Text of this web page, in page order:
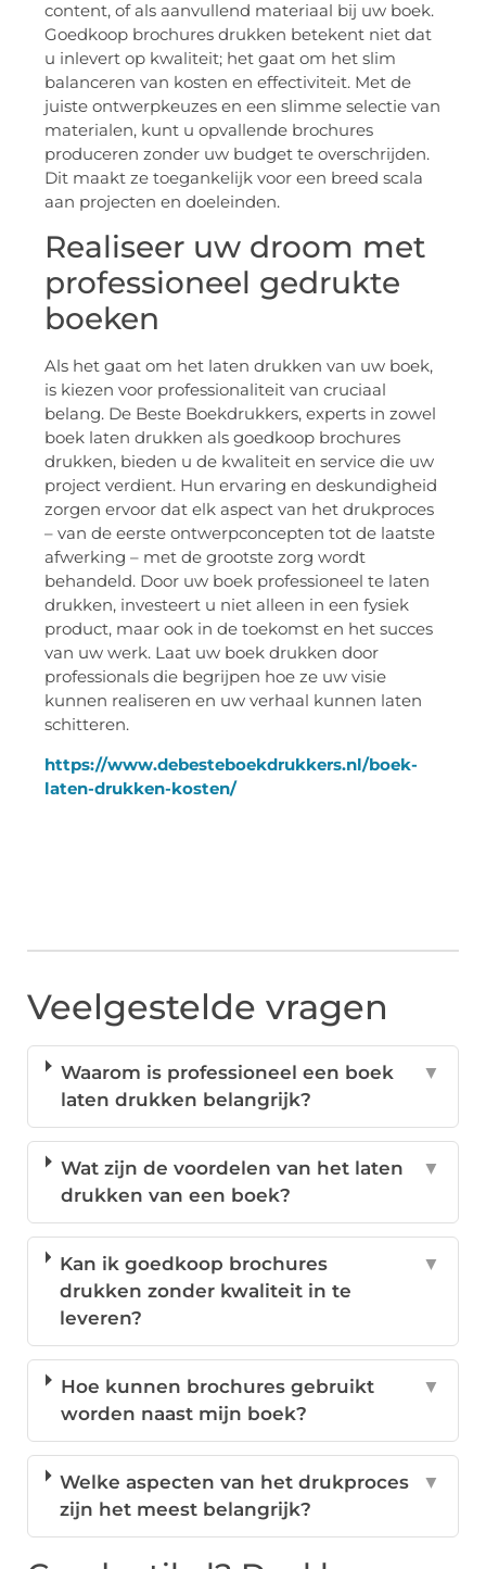
content, of als aanvullend materiaal bij uw boek.
Goedkoop brochures drukken betekent niet dat
u inlevert op kwaliteit; het gaat om het slim
balanceren van kosten en effectiviteit. Met de
juiste ontwerpkeuzes en een slimme selectie van
materialen, kunt u opvallende brochures
produceren zonder uw budget te overschrijden.
Dit maakt ze toegankelijk voor een breed scala
aan projecten en doeleinden.
Realiseer uw droom met
professioneel gedrukte
boeken
Als het gaat om het laten drukken van uw boek,
is kiezen voor professionaliteit van cruciaal
belang. De Beste Boekdrukkers, experts in zowel
boek laten drukken als goedkoop brochures
drukken, bieden u de kwaliteit en service die uw
project verdient. Hun ervaring en deskundigheid
zorgen ervoor dat elk aspect van het drukproces
– van de eerste ontwerpconcepten tot de laatste
afwerking – met de grootste zorg wordt
behandeld. Door uw boek professioneel te laten
drukken, investeert u niet alleen in een fysiek
product, maar ook in de toekomst en het succes
van uw werk. Laat uw boek drukken door
professionals die begrijpen hoe ze uw visie
kunnen realiseren en uw verhaal kunnen laten
schitteren.
https://www.debesteboekdrukkers.nl/boek-
laten-drukken-kosten/
Veelgestelde vragen
Waarom is professioneel een boek
laten drukken belangrijk?
▼
Wat zijn de voordelen van het laten
drukken van een boek?
▼
Kan ik goedkoop brochures
drukken zonder kwaliteit in te
leveren?
▼
Hoe kunnen brochures gebruikt
worden naast mijn boek?
▼
Welke aspecten van het drukproces
zijn het meest belangrijk?
▼